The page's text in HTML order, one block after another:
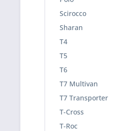
Scirocco
Sharan
T4
T5
T6
T7 Multivan
T7 Transporter
T-Cross
T-Roc